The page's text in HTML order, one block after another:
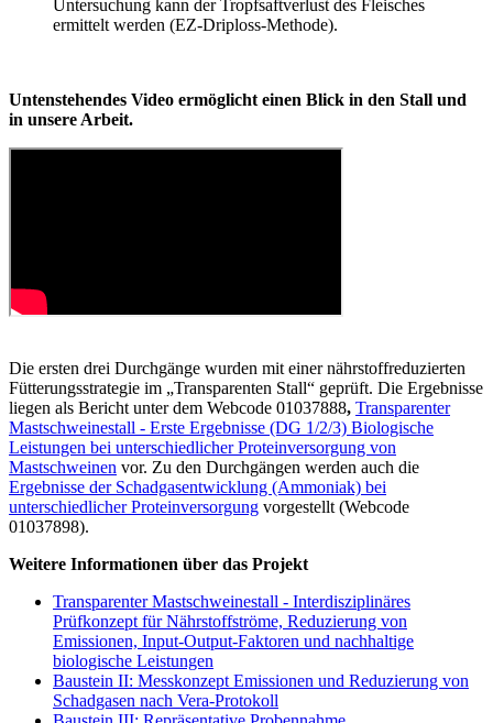
Untersuchung kann der Tropfsaftverlust des Fleisches
ermittelt werden (EZ-Driploss-Methode).
Untenstehendes Video ermöglicht einen Blick in den Stall und
in unsere Arbeit.
Die ersten drei Durchgänge wurden mit einer nährstoffreduzierten
Fütterungsstrategie im „Transparenten Stall“ geprüft. Die Ergebnisse
liegen als Bericht unter dem Webcode 01037888, Transparenter
Mastschweinestall - Erste Ergebnisse (DG 1/2/3) Biologische
Leistungen bei unterschiedlicher Proteinversorgung von
Mastschweinen vor. Zu den Durchgängen werden auch die
Ergebnisse der Schadgasentwicklung (Ammoniak) bei
unterschiedlicher Proteinversorgung vorgestellt (Webcode
01037898).
Weitere Informationen über das Projekt
Transparenter Mastschweinestall - Interdisziplinäres
Prüfkonzept für Nährstoffströme, Reduzierung von
Emissionen, Input-Output-Faktoren und nachhaltige
biologische Leistungen
Baustein II: Messkonzept Emissionen und Reduzierung von
Schadgasen nach Vera-Protokoll